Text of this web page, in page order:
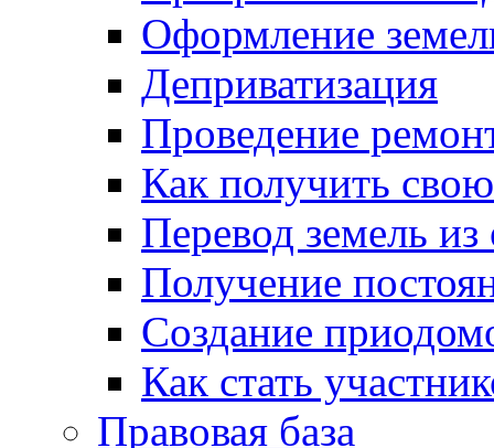
Оформление
Деприватизация
Проведение
Как получить
Перевод земель
Получение
Создание
Как стать
Правовая база